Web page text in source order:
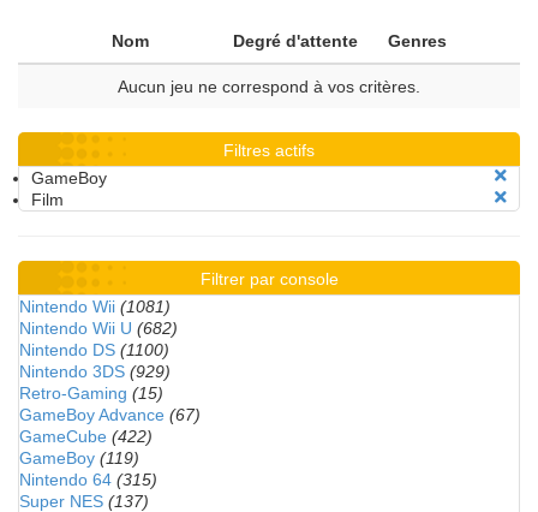
Nom Degré d'attente Genres
Aucun jeu ne correspond à vos critères.
Filtres actifs
GameBoy
Film
Filtrer par console
Nintendo Wii (1081)
Nintendo Wii U (682)
Nintendo DS (1100)
Nintendo 3DS (929)
Retro-Gaming (15)
GameBoy Advance (67)
GameCube (422)
GameBoy (119)
Nintendo 64 (315)
Super NES (137)